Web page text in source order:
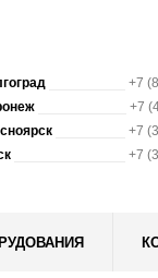
+7
+7
+7
+7